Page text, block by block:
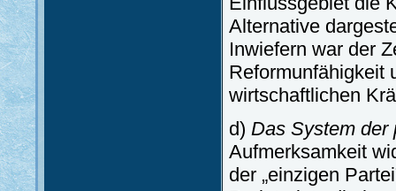
Alternative
Inwiefern war der
Reformunfähigkeit
wirtschaftlichen
d) Das System der
Aufmerksamkeit
der „einzigen